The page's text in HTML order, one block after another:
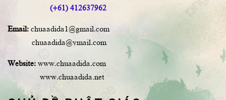
(+61) 412637962
Email: chuaadida1@gmail.com
chuaadida@ymail.com
Website: www.chuaadida.com
www.chuaadida.net